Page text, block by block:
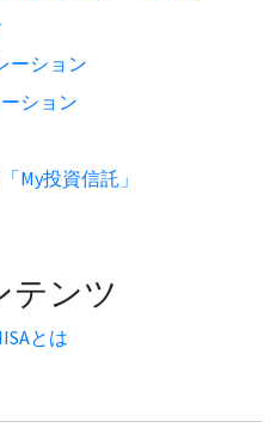
ーション
ション
My投資信託」
テンツ
とは